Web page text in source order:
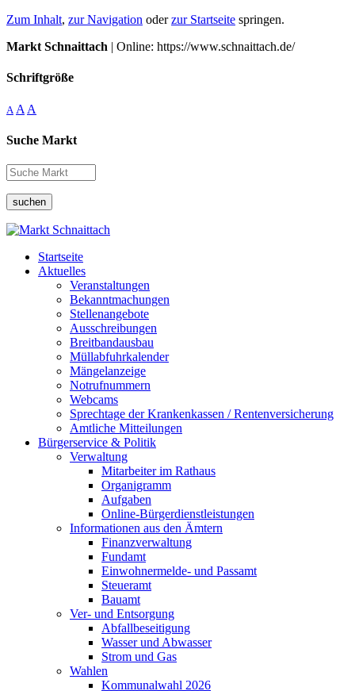
Zum Inhalt, zur Navigation oderzur Startseite springen.
Markt Schnaittach | Online: https://www.schnaittach.de/
Schriftgröße
A A A
Suche Markt
suchen
Startseite
Aktuelles
Veranstaltungen
Bekanntmachungen
Stellenangebote
Ausschreibungen
Breitbandausbau
Müllabfuhrkalender
Mängelanzeige
Notrufnummern
Webcams
Sprechtage der Krankenkassen / Rentenversicherung
Amtliche Mitteilungen
Bürgerservice & Politik
Verwaltung
Mitarbeiter im Rathaus
Organigramm
Aufgaben
Online-Bürgerdienstleistungen
Informationen aus den Ämtern
Finanzverwaltung
Fundamt
Einwohnermelde- und Passamt
Steueramt
Bauamt
Ver- und Entsorgung
Abfallbeseitigung
Wasser und Abwasser
Strom und Gas
Wahlen
Kommunalwahl 2026